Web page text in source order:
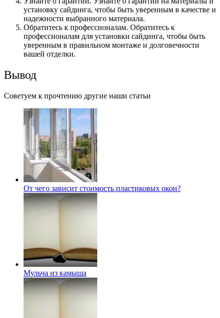
установку сайдинга, чтобы быть уверенным в качестве и
надежности выбранного материала.
Обратитесь к профессионалам. Обратитесь к
профессионалам для установки сайдинга, чтобы быть
уверенным в правильном монтаже и долговечности
вашей отделки.
Вывод
Советуем к прочтению другие наши статьи
От чего зависит стоимость пластиковых окон?
Мульча из камыша